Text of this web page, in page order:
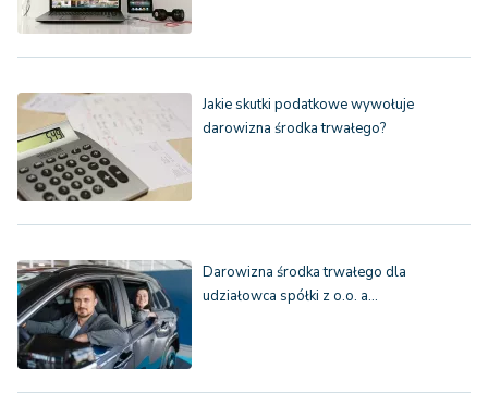
Jakie skutki podatkowe wywołuje
darowizna środka trwałego?
Darowizna środka trwałego dla
udziałowca spółki z o.o. a…